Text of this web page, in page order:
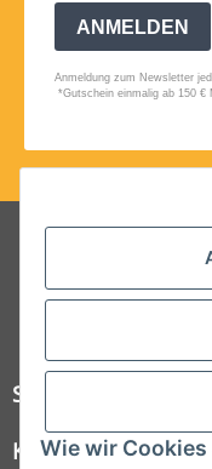
Wie wir Cookies
Folgt
Steelboxx
Kundenservice